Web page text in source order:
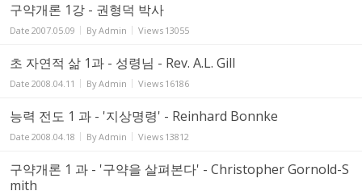
구약개론 1강 - 권형덕 박사
Date 2007.05.09 ByAdmin Views 13055
초 자연적 삶 1과 - 성령님 - Rev. A.L. Gill
Date 2008.04.11 ByAdmin Views 16186
능력 전도 1 과 - '지상명령' - Reinhard Bonnke
Date 2008.04.18 ByAdmin Views 13812
구약개론 1 과 - '구약을 살펴본다' - Christopher Gornold-S
mith